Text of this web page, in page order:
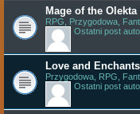
Mage of the Olekta
RPG, Przygodowa,
Ostatni post
Love and
Przygodowa, RPG,
Ostatni post